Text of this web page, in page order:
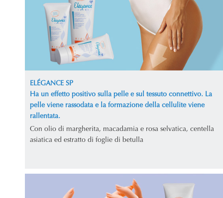
ELÉGANCE SP
Ha un effetto positivo sulla pelle e sul tessuto connettivo. La
pelle viene rassodata e la formazione della cellulite viene
rallentata.
Con olio di margherita, macadamia e rosa selvatica, centella
asiatica ed estratto di foglie di betulla